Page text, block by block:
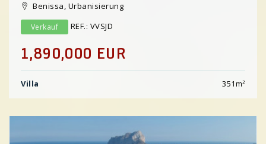
Benissa, Urbanisierung
Verkauf REF.: VVSJD
1,890,000 EUR
Villa 351 m²